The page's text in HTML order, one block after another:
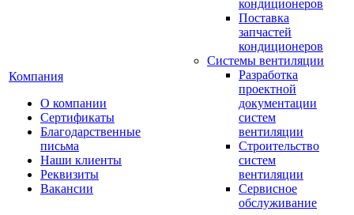
Компания
О компании
Сертификаты
Благодарственные
письма
Наши клиенты
Реквизиты
Вакансии
кондиционеров
Поставка
запчастей
кондиционеров
Системы вентиляции
Разработка
проектной
документации
систем
вентиляции
Строительство
систем
вентиляции
Сервисное
обслуживание